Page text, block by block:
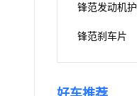
锋范发动机
锋范刹车片